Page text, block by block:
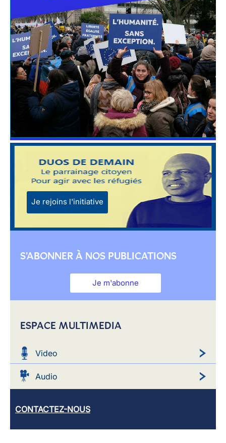
Je rejoins l'initiative
S'ABONNER À NOS PUBLICATIONS
Je m'abonne
ESPACE MULTIMEDIA
Video
Audio
CONTACTEZ-NOUS